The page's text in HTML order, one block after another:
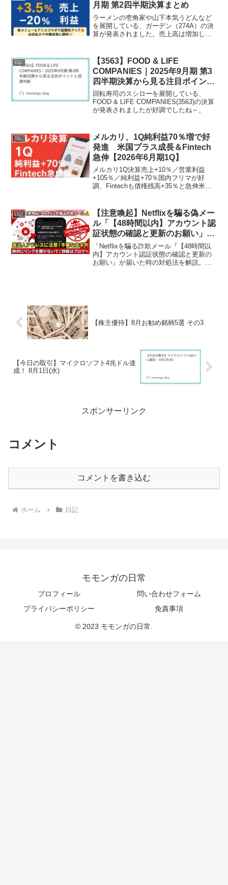
月期 第2四半期決算まとめ
ラーメンの壱角家や山下本気うどんなど
を展開している、ガーデン（274A）の決
算が発表されました。売上高は増加した
日記
【3563】FOOD & LIFE
COMPANIES｜2025年9月期 第3
四半期決算から見る注目ポイント
と投資判断
回転寿司のスシローを展開している、
FOOD & LIFE COMPANIES(3563)の決算
が発表されましたが好調でしたね～。
日記
メルカリ、1Q純利益70％増で好
発進 米国プラス成長＆Fintech
急伸【2026年6月期1Q】
メルカリ1Q決算売上+10％／営業利益
+105％／純利益+70％国内フリマが好
調、Fintechも債権残高+35％と急伸米国
日記
【注意喚起】Netflixを騙る偽メー
ル「【48時間以内】アカウント認
証状態の確認と更新のお願い」は
100%詐欺！
「Netflixを騙る詐欺メール『【48時間以
内】アカウント認証状態の確認と更新の
お願い』が届いた時の対処法を解説。送
【株主優待】8月お勧め銘柄5選 その3
【今日の取引】マイクロソフト4兆ドル達
成！ 8月1日(水)
スポンサーリンク
コメント
コメントを書き込む
ホーム 日記
モモンガの日常
プロフィール
問い合わせフォーム
プライバシーポリシー
免責事項
© 2023 モモンガの日常.